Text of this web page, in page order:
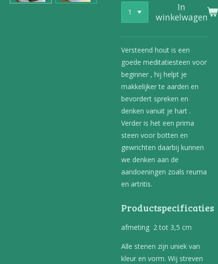
In
winkelwagen
Versteend hout is een
goede meditatiesteen voor
beginner , hij helpt je
makkelijker te aarden en
bevordert spreken en
denken vanuit je hart .
Verder is het een prima
steen voor botten en
gewrichten daarbij kunnen
we denken aan de
aandoeningen zoals reuma
en artritis.
Productspecificaties
afmeting 2 tot 3,5 cm
Alle stenen zijn uniek van
kleur en vorm. Wij streven